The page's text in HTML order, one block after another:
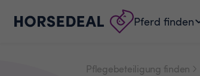
Pferd finden
Pflegebeteiligung finden